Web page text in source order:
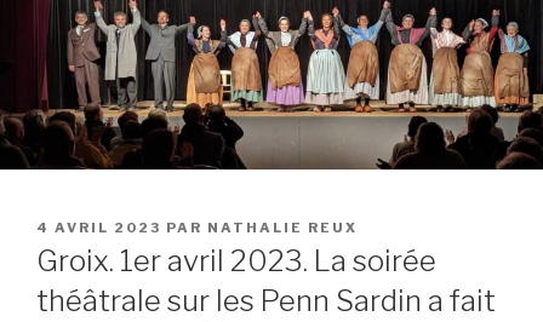
PUBLIÉ
LE
4 AVRIL 2023 PAR NATHALIE REUX
Groix. 1er avril 2023. La soirée
théâtrale sur les Penn Sardin a fait